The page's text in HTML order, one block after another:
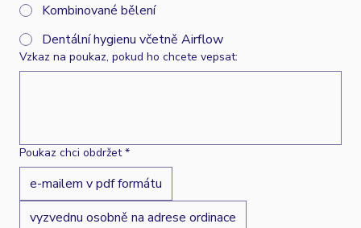
Kombinované bělení
Dentální hygienu včetně Airflow
Vzkaz na poukaz, pokud ho chcete vepsat:
Poukaz chci obdržet *
e-mailem v pdf formátu
vyzvednu osobně na adrese ordinace